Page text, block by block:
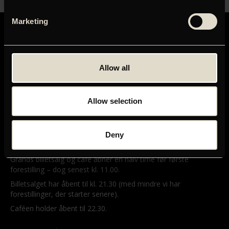
Marketing
Allow all
Allow selection
Deny
GRAND TEATRET
Telefon: 33 15 16 11
Tog, bus og bil
ÅBNINGSTIDER
Grands billetsalg og café åbner en halv time før første
forestilling – dog senest kl. 11.00.
Billetsalget har åbent til kl. 21.30 (med mindre vi har
forestillinger, der starter senere).
Caféen holder åbent til 22.30.